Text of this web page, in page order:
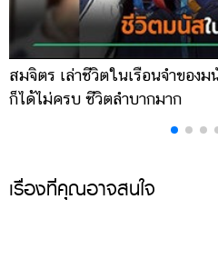
สมจิตร เล่าชีวิตในเรือนจำของ
ก็ได้ไม่ครบ ชีวิตลำบากมาก
เรื่องที่คุณอาจสนใจ